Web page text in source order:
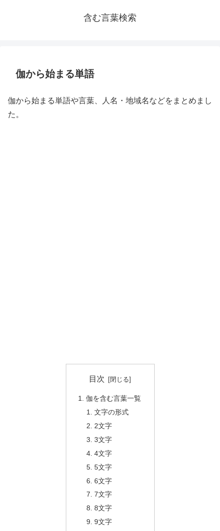
含む言葉検索
伽から始まる単語
伽から始まる単語や言葉、人名・地域名などをまとめまし
た。
目次
伽を含む言葉一覧
文字の形式
2文字
3文字
4文字
5文字
6文字
7文字
8文字
9文字